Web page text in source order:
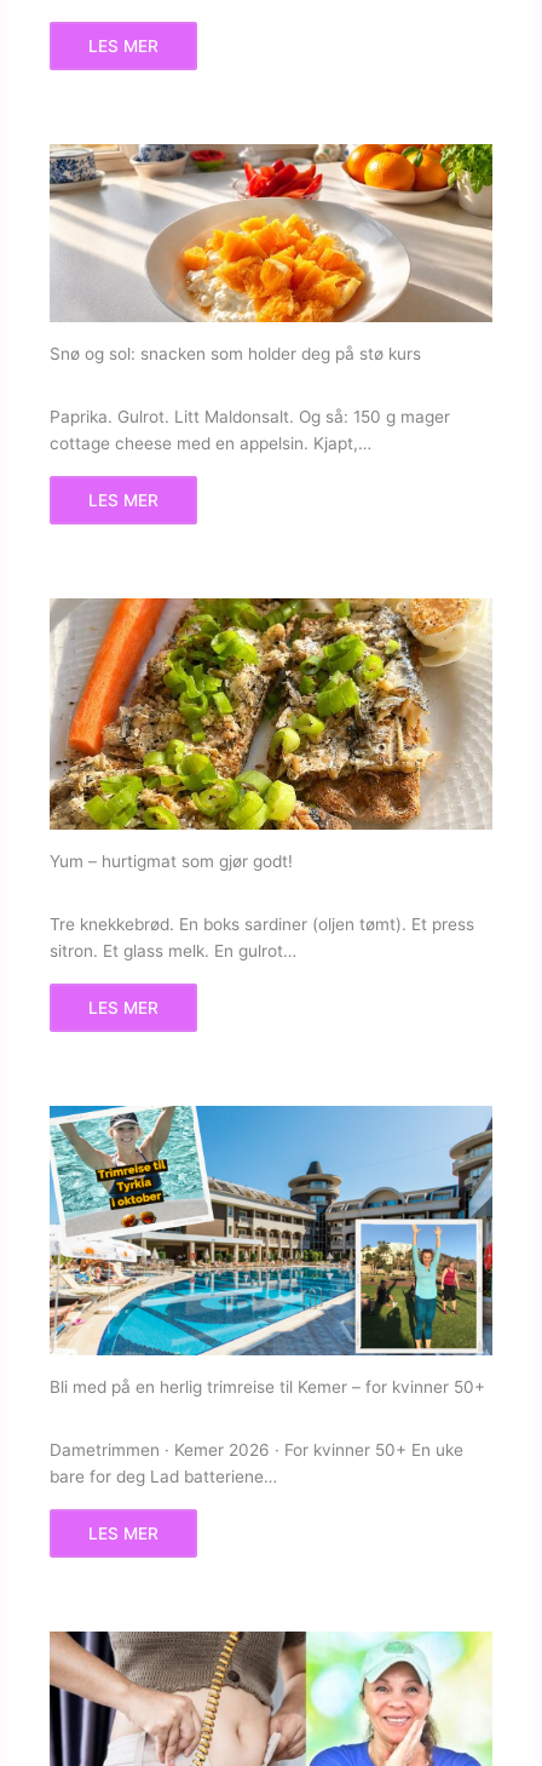
LES MER
Snø og sol: snacken som holder deg på stø kurs
Paprika. Gulrot. Litt Maldonsalt. Og så: 150 g mager
cottage cheese med en appelsin. Kjapt,…
LES MER
Yum – hurtigmat som gjør godt!
Tre knekkebrød. En boks sardiner (oljen tømt). Et press
sitron. Et glass melk. En gulrot…
LES MER
Bli med på en herlig trimreise til Kemer – for kvinner 50+
Dametrimmen · Kemer 2026 · For kvinner 50+ En uke
bare for deg Lad batteriene…
LES MER